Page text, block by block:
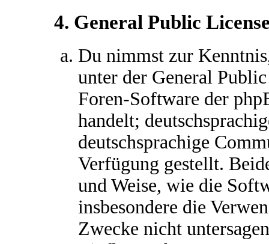
4. General Public
Du nimmst zur
unter der General
Foren-Software der
handelt;
deutschsprachige
Verfügung gestellt.
und Weise, wie die
insbesondere die
Zwecke nicht